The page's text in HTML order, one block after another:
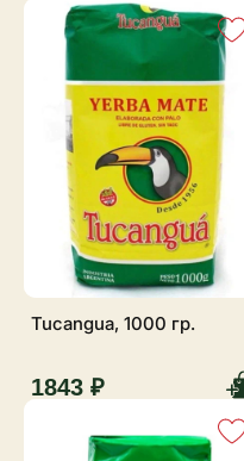
Tucangua, 1000 гр.
1843 ₽